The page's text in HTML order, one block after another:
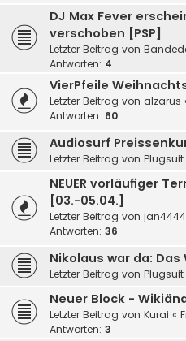
DJ Max Fever
verschoben [PSP]
Letzter Beitrag von
Antworten: 4
VierPfeile
Letzter Beitrag von alzarus
Antworten: 60
Audiosurf
Letzter Beitrag von Plugsuit
NEUER vorläufiger
[03.-05.04.]
Letzter Beitrag von jan4444
Antworten: 36
Nikolaus war da:
Letzter Beitrag von Plugsuit
Neuer Block -
Letzter Beitrag von Kurai «
Antworten: 3